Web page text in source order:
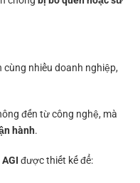
nhiều doanh nghiệp,
đến từ công nghệ, mà
hành.
được thiết kế để: